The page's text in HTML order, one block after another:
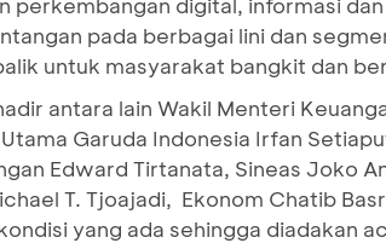
pada berbagai lini dan
untuk masyarakat bangkit dan
antara lain Wakil Menteri
Garuda Indonesia Irfan
Edward Tirtanata, Sineas Joko
T. Tjoajadi, Ekonom Chatib
yang ada sehingga diadakan